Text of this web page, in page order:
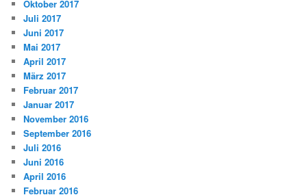
Oktober 2017
Juli 2017
Juni 2017
Mai 2017
April 2017
März 2017
Februar 2017
Januar 2017
November 2016
September 2016
Juli 2016
Juni 2016
April 2016
Februar 2016